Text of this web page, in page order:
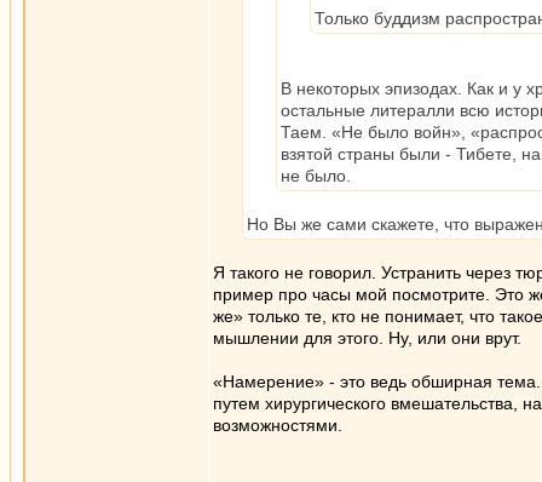
Только буддизм
В некоторых эпизодах. Как и у
остальные литералли всю
Таем. «Не было войн»,
взятой страны были - Тибете,
не было.
Но Вы же сами скажете, что
Я такого не говорил. Устранить через
пример про часы мой посмотрите. Это
же» только те, кто не понимает, что
мышлении для этого. Ну, или они врут.
«Намерение» - это ведь обширная
путем хирургического вмешательства,
возможностями.